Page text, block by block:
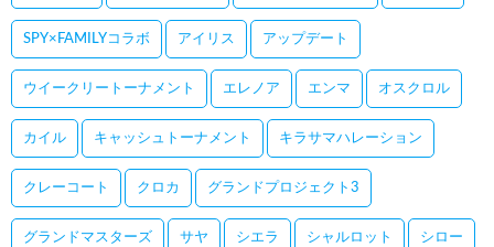
SPY×FAMILYコラボ アイリス アップデート
ウイークリートーナメント エレノア エンマ オスクロル
カイル キャッシュトーナメント キラサマハレーション
クレーコート クロカ グランドプロジェクト3
グランドマスターズ サヤ シエラ シャルロット シロー